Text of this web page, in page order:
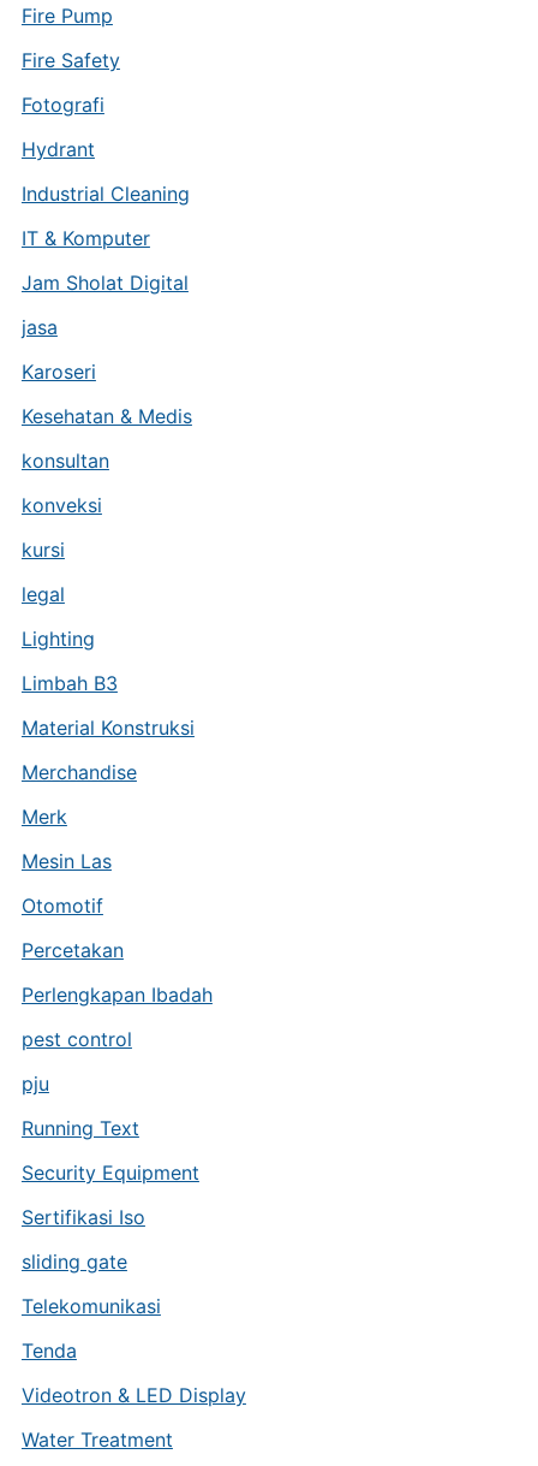
Fire Pump
Fire Safety
Fotografi
Hydrant
Industrial Cleaning
IT & Komputer
Jam Sholat Digital
jasa
Karoseri
Kesehatan & Medis
konsultan
konveksi
kursi
legal
Lighting
Limbah B3
Material Konstruksi
Merchandise
Merk
Mesin Las
Otomotif
Percetakan
Perlengkapan Ibadah
pest control
pju
Running Text
Security Equipment
Sertifikasi Iso
sliding gate
Telekomunikasi
Tenda
Videotron & LED Display
Water Treatment